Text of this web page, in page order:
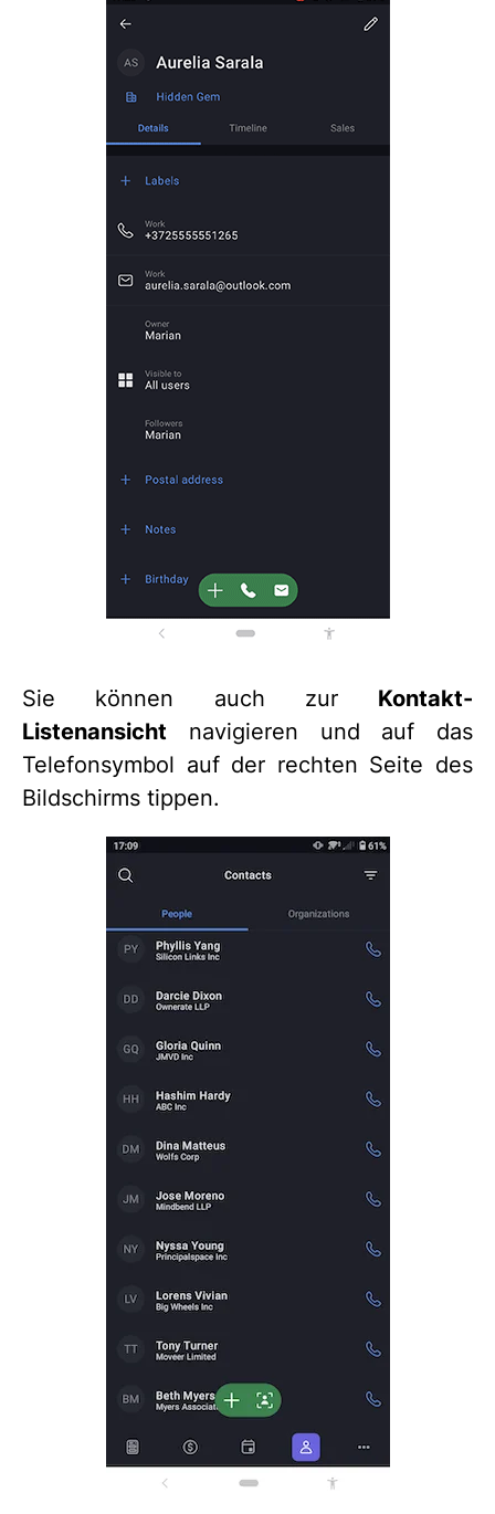
Sie können auch zur Kontakt-
Listenansicht navigieren und auf das
Telefonsymbol auf der rechten Seite des
Bildschirms tippen.